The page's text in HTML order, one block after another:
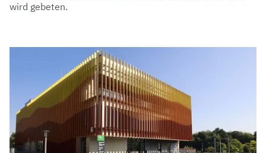
wird gebeten.